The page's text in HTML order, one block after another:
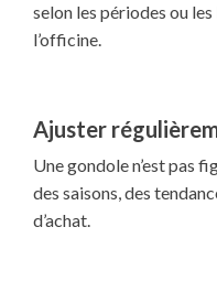
selon les périodes ou
l’officine.
Ajuster
Une gondole n’est pas
des saisons, des
d’achat.